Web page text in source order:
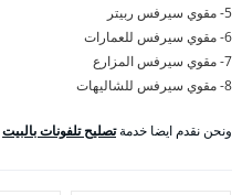
5- مقوي سيرفس ربيتر
6- مقوي سيرفس للعمارات
7- مقوي سيرفس المزارع
8- مقوي سيرفس للشاليهات
ونحن نقدم ايضا خدمةتصليح تلفونات بالبيت